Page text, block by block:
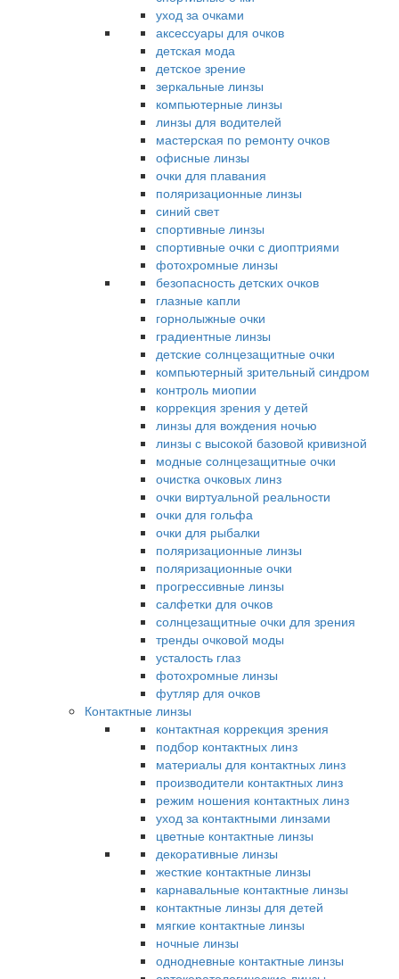
уход за очками
аксессуары для очков
детская мода
детское зрение
зеркальные линзы
компьютерные линзы
линзы для водителей
мастерская по ремонту очков
офисные линзы
очки для плавания
поляризационные линзы
синий свет
спортивные линзы
спортивные очки с диоптриями
фотохромные линзы
безопасность детских очков
глазные капли
горнолыжные очки
градиентные линзы
детские солнцезащитные очки
компьютерный зрительный синдром
контроль миопии
коррекция зрения у детей
линзы для вождения ночью
линзы с высокой базовой кривизной
модные солнцезащитные очки
очистка очковых линз
очки виртуальной реальности
очки для гольфа
очки для рыбалки
поляризационные линзы
поляризационные очки
прогрессивные линзы
салфетки для очков
солнцезащитные очки для зрения
тренды очковой моды
усталость глаз
фотохромные линзы
футляр для очков
Контактные линзы
контактная коррекция зрения
подбор контактных линз
материалы для контактных линз
производители контактных линз
режим ношения контактных линз
уход за контактными линзами
цветные контактные линзы
декоративные линзы
жесткие контактные линзы
карнавальные контактные линзы
контактные линзы для детей
мягкие контактные линзы
ночные линзы
однодневные контактные линзы